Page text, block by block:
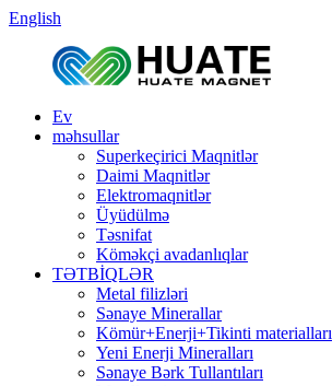
English
Ev
məhsullar
Superkeçirici Maqnitlər
Daimi Maqnitlər
Elektromaqnitlər
Üyüdülmə
Təsnifat
Köməkçi avadanlıqlar
TƏTBİQLƏR
Metal filizləri
Sənaye Minerallar
Kömür+Enerji+Tikinti materialları
Yeni Enerji Mineralları
Sənaye Bərk Tullantıları